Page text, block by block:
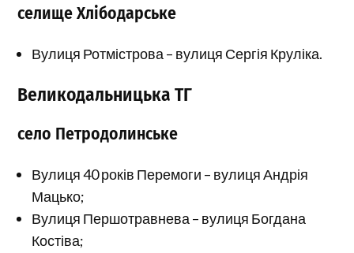
селище Хлібодарське
Вулиця Ротмістрова – вулиця Сергія Круліка.
Великодальницька ТГ
село Петродолинське
Вулиця 40 років Перемоги – вулиця Андрія
Мацько;
Вулиця Першотравнева – вулиця Богдана
Костіва;